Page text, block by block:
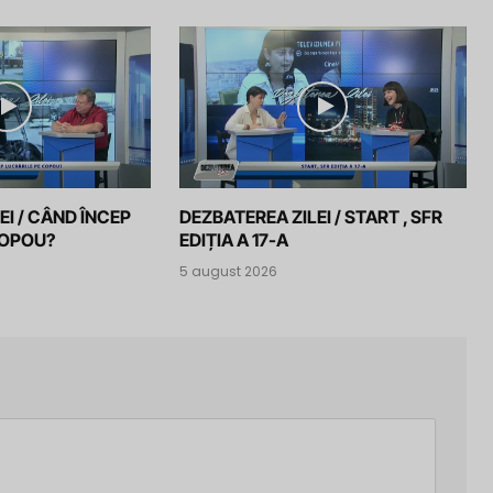
/ CÂND ÎNCEP
DEZBATEREA ZILEI / START , SFR
EDIȚIA A 17-A
5 august 2026